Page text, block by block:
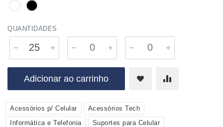
QUANTIDADES
Adicionar ao carrinho
Acessórios p/ Celular
Acessórios Tech
Informática e Telefonia
Suportes para Celular